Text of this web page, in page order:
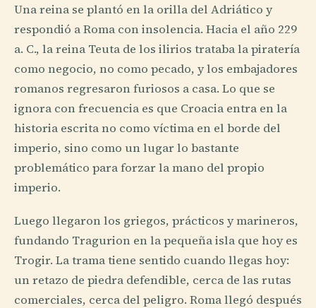
Una reina se plantó en la orilla del Adriático y
respondió a Roma con insolencia. Hacia el año 229
a. C., la reina Teuta de los ilirios trataba la piratería
como negocio, no como pecado, y los embajadores
romanos regresaron furiosos a casa. Lo que se
ignora con frecuencia es que Croacia entra en la
historia escrita no como víctima en el borde del
imperio, sino como un lugar lo bastante
problemático para forzar la mano del propio
imperio.
Luego llegaron los griegos, prácticos y marineros,
fundando Tragurion en la pequeña isla que hoy es
Trogir. La trama tiene sentido cuando llegas hoy:
un retazo de piedra defendible, cerca de las rutas
comerciales, cerca del peligro. Roma llegó después